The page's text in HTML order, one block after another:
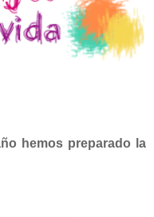
hemos preparado la